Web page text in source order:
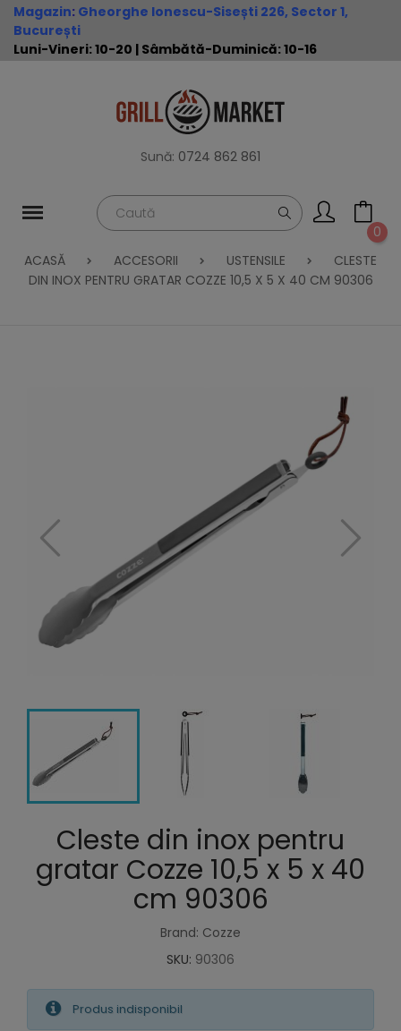
Magazin: Gheorghe Ionescu-Sisești 226, Sector 1,
București
Luni-Vineri: 10-20 | Sâmbătă-Duminică: 10-16
Sună: 0724 862 861
0
ACASĂ
ACCESORII USTENSILE
CLESTE
DIN INOX PENTRU GRATAR COZZE 10,5 X 5 X 40 CM 90306
Cleste din inox pentru
gratar Cozze 10,5 x 5 x 40
cm 90306
Brand: Cozze
SKU: 90306
Produs indisponibil